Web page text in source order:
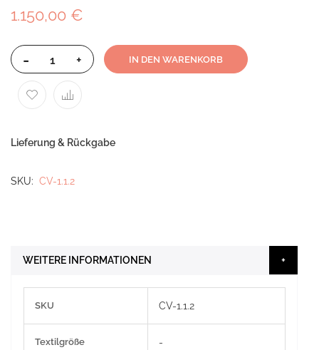
1.150,00 €
- + IN DEN WARENKORB
Lieferung & Rückgabe
SKU CV-1.1.2
WEITERE INFORMATIONEN
Informationen
SKU CV-1.1.2
Textilgröße -